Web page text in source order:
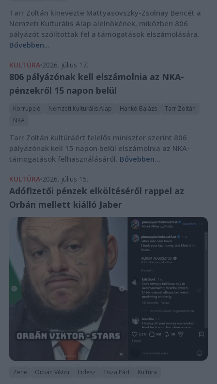
Tarr Zoltán kinevezte Mattyasovszky-Zsolnay Bencét a
Nemzeti Kulturális Alap alelnökének, miközben 806
pályázót szólítottak fel a támogatások elszámolására.
Bővebben...
KULTÚRA 2026. július 17.
806 pályázónak kell elszámolnia az NKA-
pénzekről 15 napon belül
Korrupció Nemzeti Kulturális Alap Hankó Balázs
Tarr Zoltán
NKA
Tarr Zoltán kultúráért felelős miniszter szerint 806
pályázónak kell 15 napon belül elszámolnia az NKA-
támogatások felhasználásáról. Bővebben...
KULTÚRA 2026. július 15.
Adófizetői pénzek elköltéséről rappel az
Orbán mellett kiálló Jaber
Zene Orbán Viktor Fidesz Tisza Párt Kultúra